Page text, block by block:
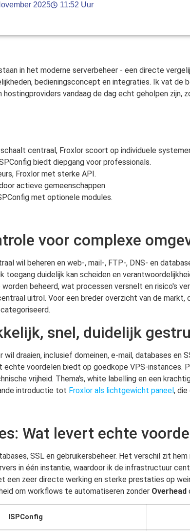
2025 11:52 Uur
in het moderne serverbeheer - een directe
bedieningsconcept en integraties. Ik vat de
vandaag de dag echt geholpen zijn,
centraal, Froxlor scoort op individuele
biedt diepgang voor professionals.
Froxlor met sterke API.
actieve gemeenschappen.
met optionele modules.
voor complexe
wil beheren en web-, mail-, FTP-, DNS- en
toegang duidelijk kan scheiden en
beheerd, wat processen versnelt en risico's
uitrol. Voor een breder overzicht van de markt,
snel, duidelijk
draaien, inclusief domeinen, e-mail, databases en
voordelen biedt op goedkope VPS-instances.
vrijheid. Thema's, white labelling en een
introductie tot Froxlor als lichtgewicht paneel, die
Wat levert echte
SSL en gebruikersbeheer. Het verschil zit
in één instantie, waardoor ik de infrastructuur
zeer directe werking en sterke prestaties op
om workflows te automatiseren zonder Overhead
ISPConfig